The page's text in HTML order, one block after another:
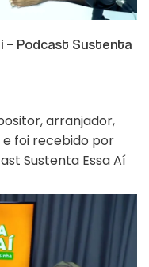
– Podcast Sustenta
arranjador,
foi recebido por
Sustenta Essa Aí